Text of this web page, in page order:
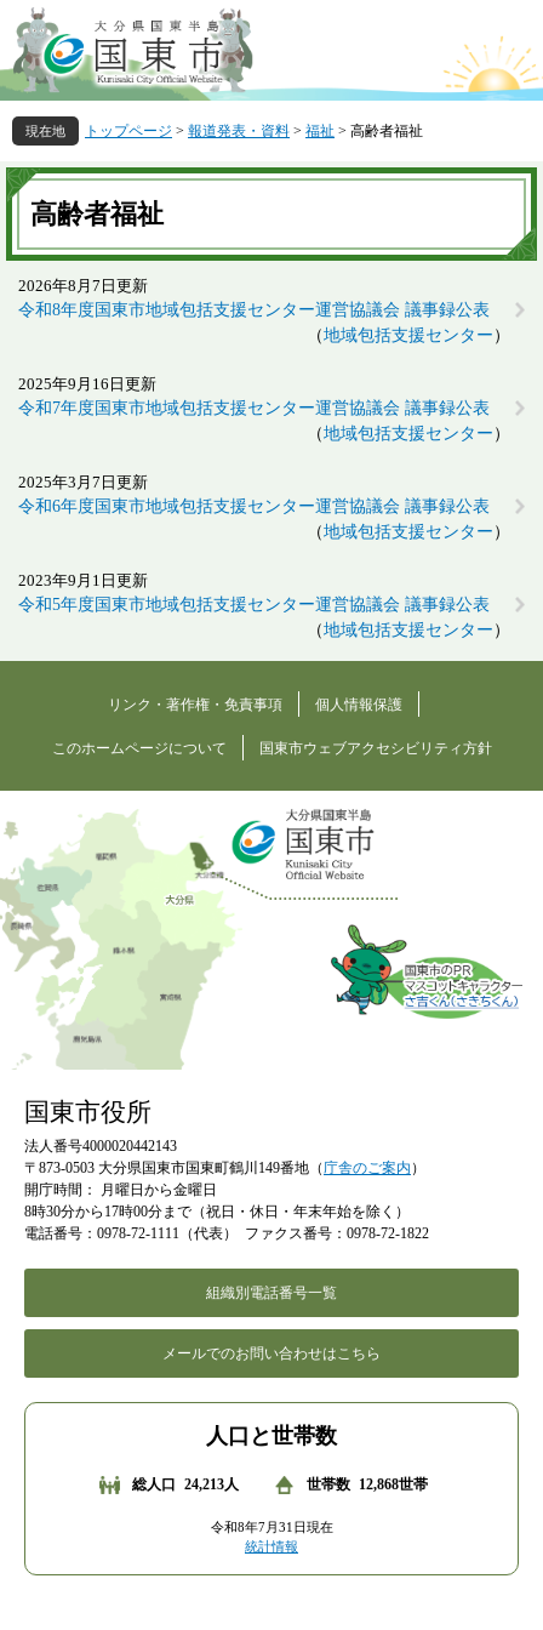
ー
ジ
の
先
頭
で
す
ニ
ュ
ー
を
飛
ば
し
トップページ > 報道発表・資料 > 福祉 > 高齢者福祉
本
文
高齢者福祉
2026年8月7日更新
令和8年度国東市地域包括支援センター運営協議会 議事録公表
地域包括支援センター
2025年9月16日更新
令和7年度国東市地域包括支援センター運営協議会 議事録公表
地域包括支援センター
2025年3月7日更新
令和6年度国東市地域包括支援センター運営協議会 議事録公表
地域包括支援センター
2023年9月1日更新
令和5年度国東市地域包括支援センター運営協議会 議事録公表
地域包括支援センター
リンク・著作権・免責事項 個人情報保護
このホームページについて 国東市ウェブアクセシビリティ方針
国東市役所
法人番号4000020442143
〒873-0503 大分県国東市国東町鶴川149番地（庁舎のご案内 ）
開庁時間：
月曜日から金曜日
8時30分から17時00分まで（祝日・休日・年末年始を除く）
電話番号：0978-72-1111（代表）
ファクス番号：0978-72-1822
組織別電話番号一覧
メールでのお問い合わせはこちら
人口と世帯数
総人口 24,213人 世帯数 12,868世帯
令和8年7月31日現在
統計情報